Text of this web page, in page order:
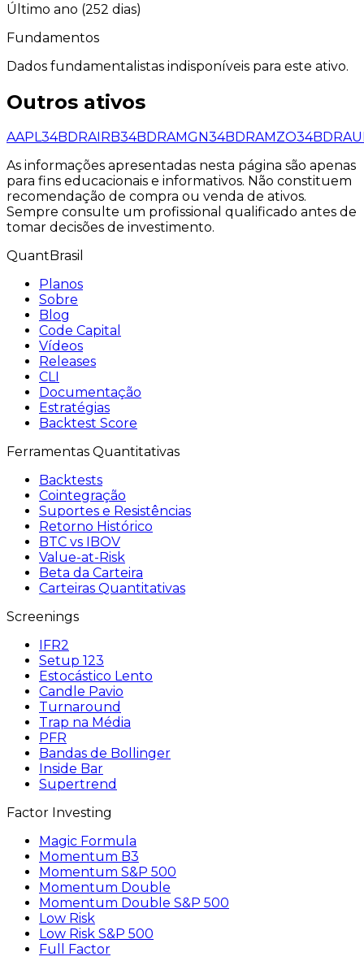
Último ano (252 dias)
Fundamentos
Dados fundamentalistas indisponíveis para este ativo.
Outros ativos
AAPL34BDRAIRB34BDRAMGN34BDRAMZO34BDR
As informações apresentadas nesta página são apenas
para fins educacionais e informativos. Não constituem
recomendação de compra ou venda de ativos.
Sempre consulte um profissional qualificado antes de
tomar decisões de investimento.
QuantBrasil
Planos
Sobre
Blog
Code Capital
Vídeos
Releases
CLI
Documentação
Estratégias
Backtest Score
Ferramentas Quantitativas
Backtests
Cointegração
Suportes e Resistências
Retorno Histórico
BTC vs IBOV
Value-at-Risk
Beta da Carteira
Carteiras Quantitativas
Screenings
IFR2
Setup 123
Estocástico Lento
Candle Pavio
Turnaround
Trap na Média
PFR
Bandas de Bollinger
Inside Bar
Supertrend
Factor Investing
Magic Formula
Momentum B3
Momentum S&P 500
Momentum Double
Momentum Double S&P 500
Low Risk
Low Risk S&P 500
Full Factor